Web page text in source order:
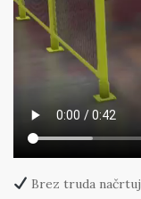
Brez truda